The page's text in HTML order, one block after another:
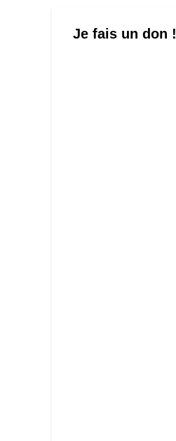
Je fais un don !